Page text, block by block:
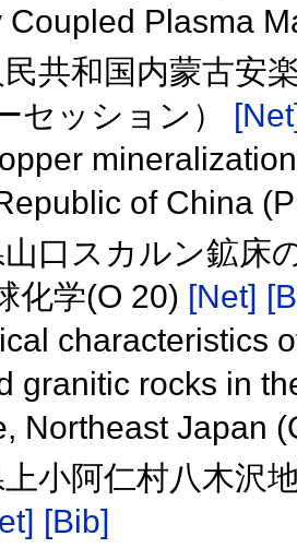
Coupled Plasma
共和国内蒙古安
セッション）
of China
口スカルン鉱床
化学(O 20) [Net]
characteristics
granitic rocks in
Northeast Japan
小阿仁村八木沢
[Bib]